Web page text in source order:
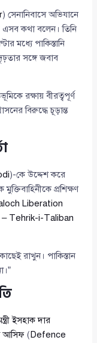
) সেনানিবাসে অভিযানে
এসব কথা বলেন। তিনি
মধ্যে পাকিস্তানি
সঙ্গে জবাব
রক্ষায় বীরত্বপূর্ণ
বিরুদ্ধে চূড়ান্ত
)-কে উদ্দেশ করে
প্রশিক্ষণ
Liberation
Tehrik-i-Taliban
রাখুন। পাকিস্তান
ইসহাক দার
আসিফ ( Defence